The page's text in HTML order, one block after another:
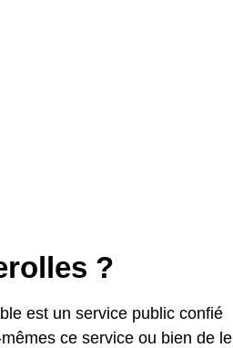
?
est un service public confié
ce service ou bien de le